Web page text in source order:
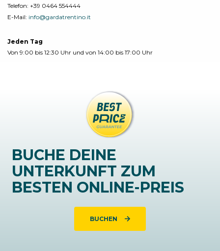
Telefon: +39 0464 554444
E-Mail: info@gardatrentino.it
Jeden Tag
Von 9:00 bis 12:30 Uhr und von 14:00 bis 17:00 Uhr
BUCHE DEINE
UNTERKUNFT ZUM
BESTEN ONLINE-PREIS
BUCHEN